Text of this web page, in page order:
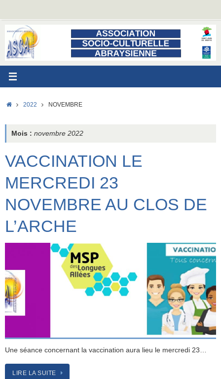
contenu
ACCUEIL
2022 NOVEMBRE
Mois : novembre 2022
VACCINATION LE
MERCREDI 23
NOVEMBRE AU CLOS DE
L’ARCHE
Une séance concernant la vaccination aura lieu le mercredi 23…
LIRE LA SUITE